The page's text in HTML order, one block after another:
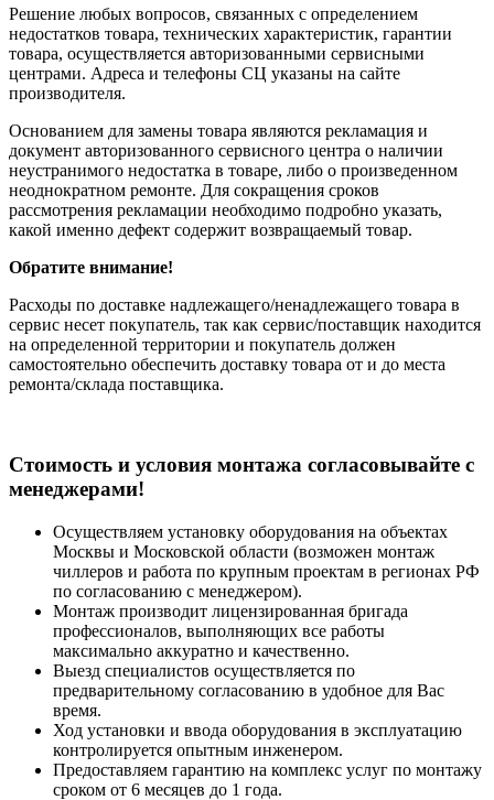
Решение любых вопросов, связанных с определением
недостатков товара, технических характеристик, гарантии
товара, осуществляется авторизованными сервисными
центрами. Адреса и телефоны СЦ указаны на сайте
производителя.
Основанием для замены товара являются рекламация и
документ авторизованного сервисного центра о наличии
неустранимого недостатка в товаре, либо о произведенном
неоднократном ремонте. Для сокращения сроков
рассмотрения рекламации необходимо подробно указать,
какой именно дефект содержит возвращаемый товар.
Обратите внимание!
Расходы по доставке надлежащего/ненадлежащего товара в
сервис несет покупатель, так как сервис/поставщик находится
на определенной территории и покупатель должен
самостоятельно обеспечить доставку товара от и до места
ремонта/склада поставщика.
Cтоимость и условия монтажа согласовывайте с
менеджерами!
Осуществляем установку оборудования на объектах
Москвы и Московской области (возможен монтаж
чиллеров и работа по крупным проектам в регионах РФ
по согласованию с менеджером).
Монтаж производит лицензированная бригада
профессионалов, выполняющих все работы
максимально аккуратно и качественно.
Выезд специалистов осуществляется по
предварительному согласованию в удобное для Вас
время.
Ход установки и ввода оборудования в эксплуатацию
контролируется опытным инженером.
Предоставляем гарантию на комплекс услуг по монтажу
сроком от 6 месяцев до 1 года.